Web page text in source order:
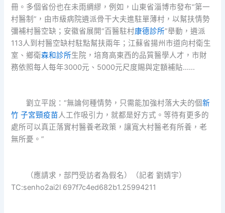
冊。多個省份也在未雨綢繆，例如，山東省淄博市發布“第一
村醫制”，由市級病院遴派骨干大夫進駐單薄村，以幫扶情勢
彌補村醫空缺；安徽省展開“百醫駐村康德診所”舉動，遴派
113人到村醫空缺村駐點幫扶兩年；江蘇省揚州市道向村衛生
室、鄉衛森和診所生院，培育高東西的品質醫學人才，市財
務依照每人每年3000元、5000元尺度賜與定額補貼……
劉立平說：“無論何種情勢，只需能加強村落大夫的個新
竹 子宮頸疫苗人工作吸引力，就都是好方式。等待有更多的
處所可以真正落實村醫養老政策，讓寬大村醫老有所養，老
無所憂。”
（應請求，部門受訪者為假名）（記者 劉婧宇）
TC:senho2ai2l 697f7c4ed682b1.25994211